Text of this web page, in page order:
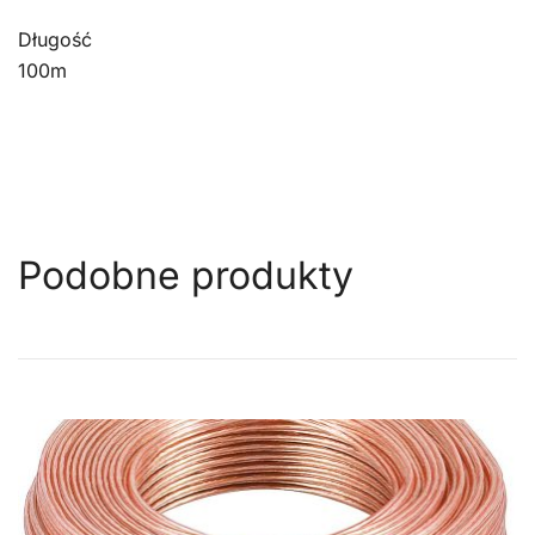
Długość
100m
Podobne produkty